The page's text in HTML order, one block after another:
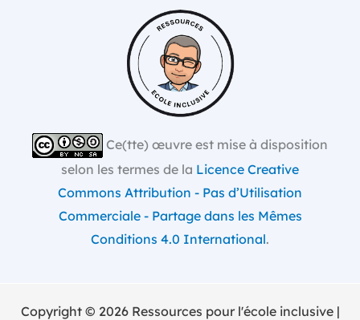
Ce(tte) œuvre est mise à disposition
selon les termes de la Licence Creative
Commons Attribution - Pas d’Utilisation
Commerciale - Partage dans les Mêmes
Conditions 4.0 International.
Copyright © 2026 Ressources pour l'école inclusive |